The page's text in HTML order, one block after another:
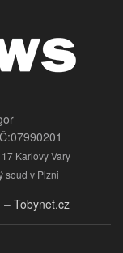
Karlovy Vary
soud v Plzni
–Tobynet.cz